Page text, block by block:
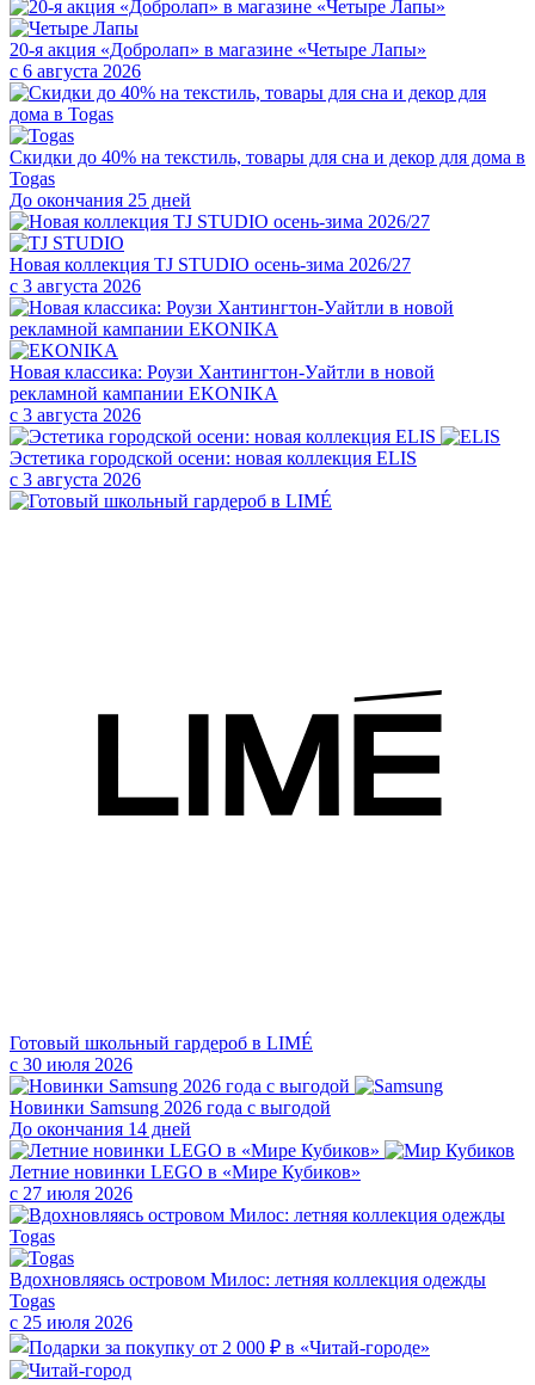
20-я акция «Добролап» в магазине «Четыре Лапы»
с 6 августа 2026
Скидки до 40% на текстиль, товары для сна и декор для дома в
Togas
До окончания 25 дней
Новая коллекция TJ STUDIO осень-зима 2026/27
с 3 августа 2026
Новая классика: Роузи Хантингтон-Уайтли в новой
рекламной кампании EKONIKA
с 3 августа 2026
Эстетика городской осени: новая коллекция ELIS
с 3 августа 2026
Готовый школьный гардероб в LIMÉ
с 30 июля 2026
Новинки Samsung 2026 года с выгодой
До окончания 14 дней
Летние новинки LEGO в «Мире Кубиков»
с 27 июля 2026
Вдохновляясь островом Милос: летняя коллекция одежды
Togas
с 25 июля 2026